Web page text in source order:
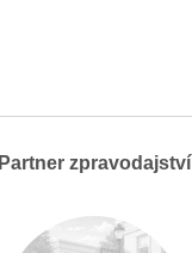
Partner zpravodajství